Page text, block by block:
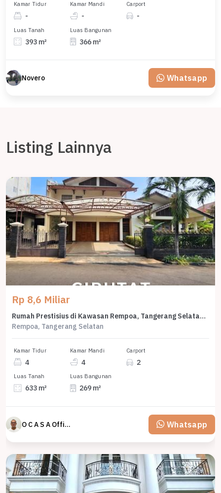
Kamar Tidur
-
Kamar Mandi
-
Carport
-
Luas Tanah
393 m²
Luas Bangunan
366 m²
Novero Whatsapp
Listing Lainnya
Rp 8,6 Miliar
Rumah Prestisius di Kawasan Rempoa, Tangerang Selatan, LB 269m², Harga 8,6 Miliar
Rempoa, Tangerang Selatan
Kamar Tidur
4
Kamar Mandi
4
Carport
2
Luas Tanah
633 m²
Luas Bangunan
269 m²
O C A S A Official property perfected Whatsapp